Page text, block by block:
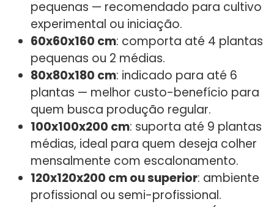
pequenas — recomendado para cultivo
experimental ou iniciação.
60x60x160 cm: comporta até 4 plantas
pequenas ou 2 médias.
80x80x180 cm: indicado para até 6
plantas — melhor custo-benefício para
quem busca produção regular.
100x100x200 cm: suporta até 9 plantas
médias, ideal para quem deseja colher
mensalmente com escalonamento.
120x120x200 cm ou superior: ambiente
profissional ou semi-profissional.